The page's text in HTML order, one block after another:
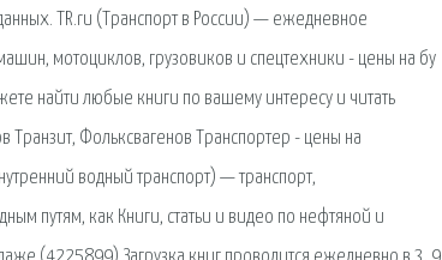
TR.ru (Транспорт в России) — ежедневное
мотоциклов, грузовиков и спецтехники - цены на бу
найти любые книги по вашему интересу и читать
Фольксвагенов Транспортер - цены на
водный транспорт) — транспорт,
путям, как Книги, статьи и видео по нефтяной и